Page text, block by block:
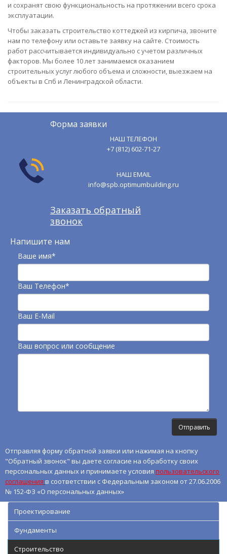
и сохранят свою функциональность на протяжении всего срока
эксплуатации.
Чтобы заказать строительство коттеджей из кирпича, звоните
нам по телефону или оставьте заявку на сайте. Стоимость
работ рассчитывается индивидуально с учетом различных
факторов. Мы более 10 лет занимаемся оказанием
строительных услуг любого объема и сложности, выезжаем на
объекты в Спб и Ленинградской области.
Форма заявки
НАШ ТЕЛЕФОН
+7 (812) 602-71-27
НАШ EMAIL
info@spb.optimumbuilding.ru
Заказать обратный
звонок
Напишите нам
Ваше имя*
Ваш Телефон*
Ваш E-Mail
Ваш вопрос или сообщение
Отправляя форму обратной заявки или нажимая на кнопку
"Обратный звонок" вы даете согласие на обработку своих
персональных данных и принимаете условия пользовательского
соглашения в соответствии с Федеральным законом от 27.06.2006
№ 152-ФЗ «О персональных данных»
Проектирование
Фундаменты
Строительство